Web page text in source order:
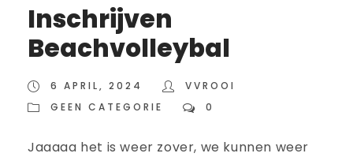
Inschrijven
Beachvolleybal
6 APRIL, 2024
VVROOI
GEEN CATEGORIE
0
Jaaaaa het is weer zover, we kunnen weer